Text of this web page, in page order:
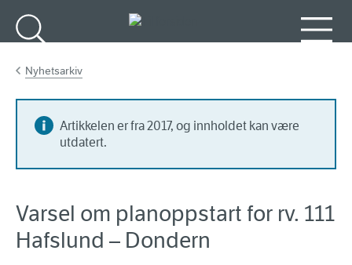
Nyhetsarkiv
Artikkelen er fra 2017, og innholdet kan være
utdatert.
Varsel om planoppstart for rv. 111
Hafslund – Dondern